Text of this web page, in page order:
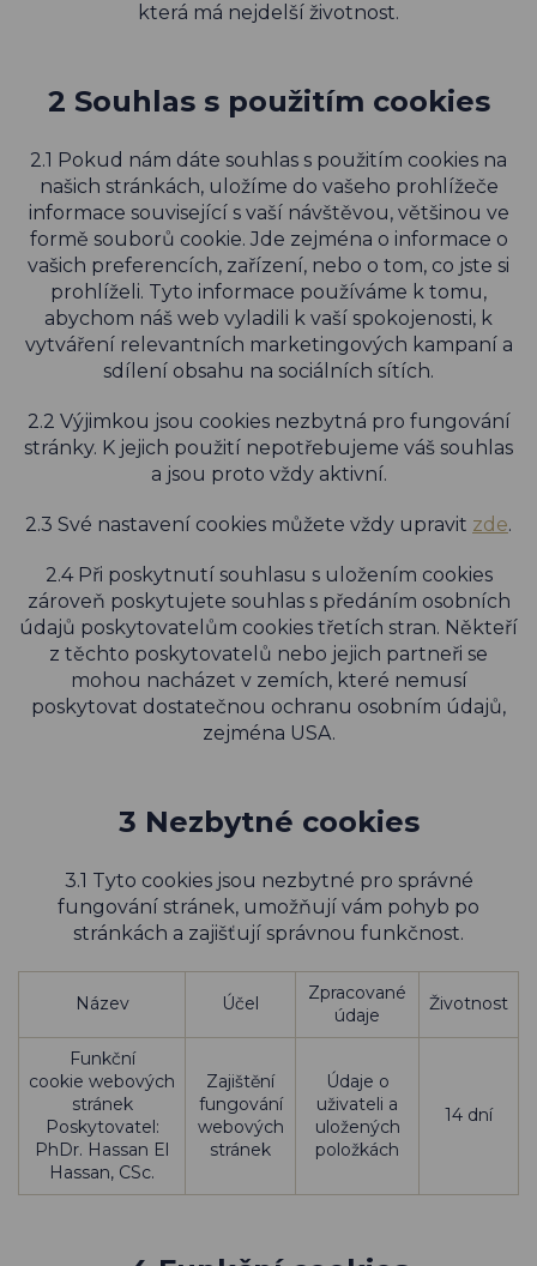
která má nejdelší životnost.
2 Souhlas s použitím cookies
2.1 Pokud nám dáte souhlas s použitím cookies na
našich stránkách, uložíme do vašeho prohlížeče
informace související s vaší návštěvou, většinou ve
formě souborů cookie. Jde zejména o informace o
vašich preferencích, zařízení, nebo o tom, co jste si
prohlíželi. Tyto informace používáme k tomu,
abychom náš web vyladili k vaší spokojenosti, k
vytváření relevantních marketingových kampaní a
sdílení obsahu na sociálních sítích.
2.2 Výjimkou jsou cookies nezbytná pro fungování
stránky. K jejich použití nepotřebujeme váš souhlas
a jsou proto vždy aktivní.
2.3 Své nastavení cookies můžete vždy upravit zde.
2.4 Při poskytnutí souhlasu s uložením cookies
zároveň poskytujete souhlas s předáním osobních
údajů poskytovatelům cookies třetích stran. Někteří
z těchto poskytovatelů nebo jejich partneři se
mohou nacházet v zemích, které nemusí
poskytovat dostatečnou ochranu osobním údajů,
zejména USA.
3 Nezbytné cookies
3.1 Tyto cookies jsou nezbytné pro správné
fungování stránek, umožňují vám pohyb po
stránkách a zajišťují správnou funkčnost.
Název Účel
Zpracované
údaje
Životnost
Funkční
cookie webových
stránek
Poskytovatel:
PhDr. Hassan El
Hassan, CSc.
Zajištění
fungování
webových
stránek
Údaje o
uživateli a
uložených
položkách
14 dní